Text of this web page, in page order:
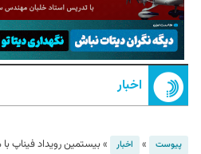
اخبار
پیوست » اخبار »بیستمین رویداد فیناپ